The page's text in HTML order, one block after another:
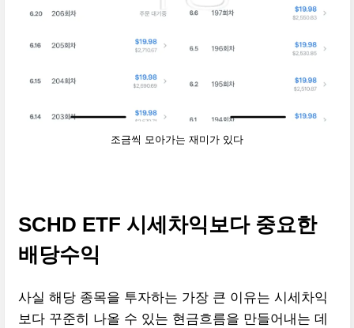
조금씩 모아가는 재미가 있다
SCHD ETF 시세차익보다 중요한
배당수익
사실 해당 종목을 투자하는 가장 큰 이유는 시세차익
보다 꾸준히 나올 수 있는 현금흐름을 만들어내는 데